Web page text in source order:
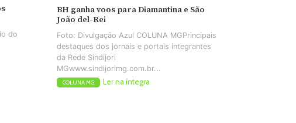
do
BH ganha voos para Diamantina e São
João del-Rei
Foto: Divulgação Azul COLUNA MGPrincipais
destaques dos jornais e portais integrantes
da Rede Sindijori
MGwww.sindijorimg.com.br...
COLUNA MG Ler na íntegra